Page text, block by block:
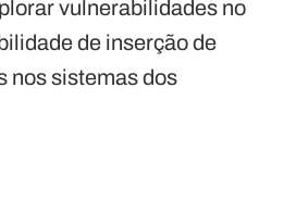
vulnerabilidades no
de inserção de
nos sistemas dos